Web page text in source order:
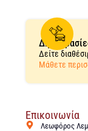
Δείτε
Μάθετε
Επικοινωνία
Λεωφόρος